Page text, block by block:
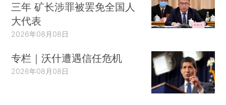
三年 矿长涉罪被罢免全国人
大代表
2026年08月08日
专栏｜沃什遭遇信任危机
2026年08月08日